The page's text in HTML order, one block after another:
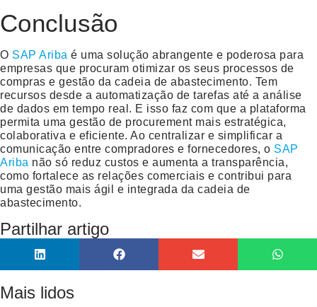
Conclusão
O SAP Ariba é uma solução abrangente e poderosa para
empresas que procuram otimizar os seus processos de
compras e gestão da cadeia de abastecimento. Tem
recursos desde a automatização de tarefas até a análise
de dados em tempo real. E isso faz com que a plataforma
permita uma gestão de procurement mais estratégica,
colaborativa e eficiente. Ao centralizar e simplificar a
comunicação entre compradores e fornecedores, o SAP
Ariba não só reduz custos e aumenta a transparência,
como fortalece as relações comerciais e contribui para
uma gestão mais ágil e integrada da cadeia de
abastecimento.
Partilhar artigo
Mais lidos